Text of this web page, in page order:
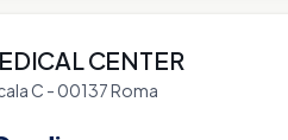
CENTER
C - 00137 Roma